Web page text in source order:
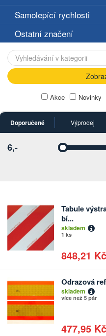
Samolepící rychlosti
Ostatní značení
Akce Novinky
Doporučené Výprodej
Vyberte
6,-
Tabule
bí...
skladem
1 ks
848,21 Kč
Odrazová
skladem
více než 5 pár
477,95 Kč